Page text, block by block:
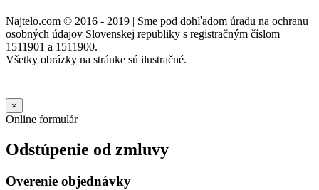
Najtelo.com © 2016 - 2019 | Sme pod dohľadom úradu na ochranu
osobných údajov Slovenskej republiky s registračným číslom
1511901 a 1511900.
Všetky obrázky na stránke sú ilustračné.
×
Online formulár
Odstúpenie od zmluvy
Overenie objednávky